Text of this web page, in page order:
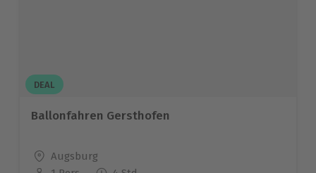
DEAL
Ballonfahren Gersthofen
Standort
Augsburg